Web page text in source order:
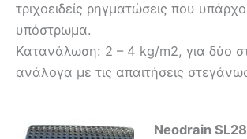
τριχοειδείς ρηγματώσεις που
υπόστρωμα.
Κατανάλωση: 2 – 4 kg/m2, για δύο
ανάλογα με τις απαιτήσεις
Neodrain